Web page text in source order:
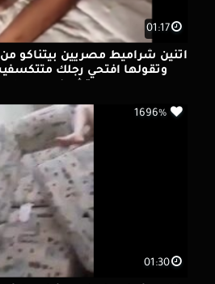
01:17
اتنين شراميط مصريين بيتناكو
وتقولها افتحي رجلك
01:30
1696%